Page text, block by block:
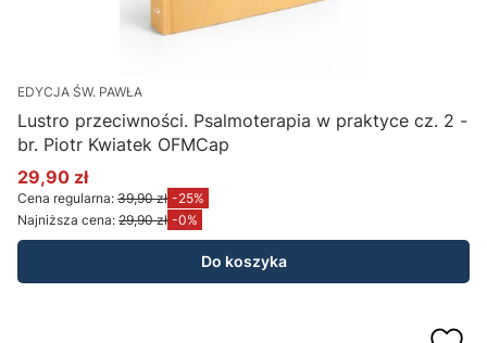
EDYCJA ŚW. PAWŁA
Lustro przeciwności. Psalmoterapia w praktyce cz. 2 -
br. Piotr Kwiatek OFMCap
Cena promocyjna
29,90 zł
Cena regularna: 39,90 zł -25%
Najniższa cena: 29,90 zł -0%
Do koszyka